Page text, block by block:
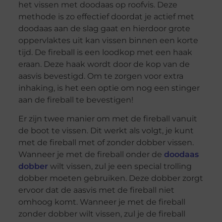
het vissen met doodaas op roofvis. Deze
methode is zo effectief doordat je actief met
doodaas aan de slag gaat en hierdoor grote
oppervlaktes uit kan vissen binnen een korte
tijd. De fireball is een loodkop met een haak
eraan. Deze haak wordt door de kop van de
aasvis bevestigd. Om te zorgen voor extra
inhaking, is het een optie om nog een stinger
aan de fireball te bevestigen!
Er zijn twee manier om met de fireball vanuit
de boot te vissen. Dit werkt als volgt, je kunt
met de fireball met of zonder dobber vissen.
Wanneer je met de fireball onder de doodaas
dobber wilt vissen, zul je een special trolling
dobber moeten gebruiken. Deze dobber zorgt
ervoor dat de aasvis met de fireball niet
omhoog komt. Wanneer je met de fireball
zonder dobber wilt vissen, zul je de fireball